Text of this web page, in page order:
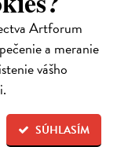
Artforum
a meranie
vášho
SÚHLASÍM
o pětici
n...